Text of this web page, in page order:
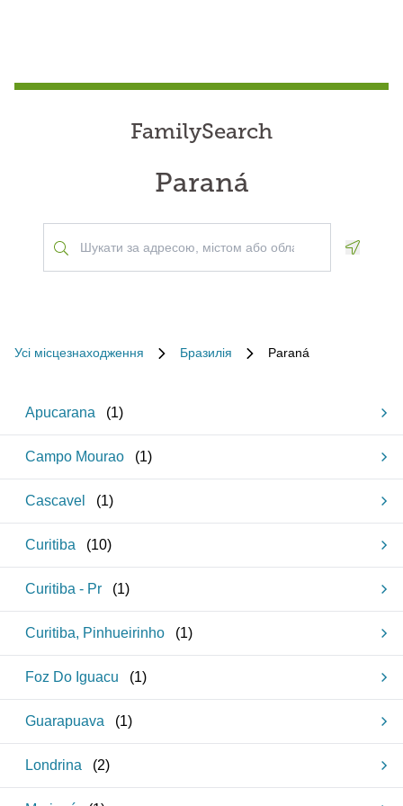
FamilySearch
Paraná
Усі місцезнаходження Бразилія Paraná
Apucarana (1)
Campo Mourao (1)
Cascavel (1)
Curitiba (10)
Curitiba - Pr (1)
Curitiba, Pinhueirinho (1)
Foz Do Iguacu (1)
Guarapuava (1)
Londrina (2)